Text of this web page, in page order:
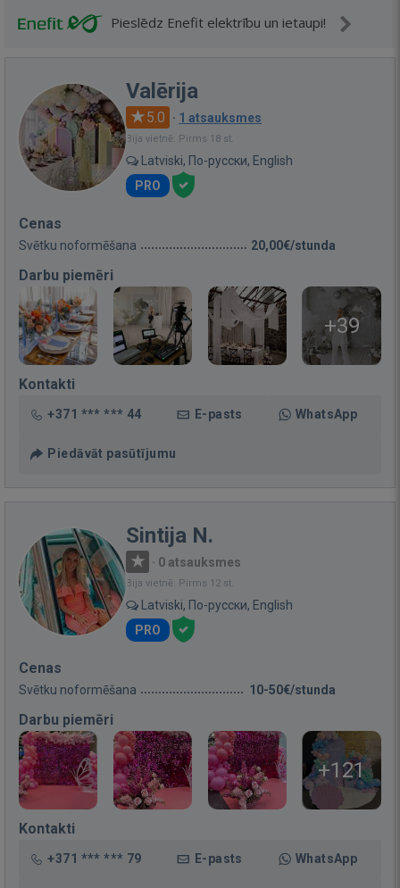
Pieslēdz Enefit elektrību un ietaupi!
Valērija
5.0 · 1 atsauksmes
Bija vietnē: Pirms 18 st.
Latviski, По-русски, English
PRO
Cenas
Svētku noformēšana 20,00€/stunda
Darbu piemēri
+39
Kontakti
+371 *** *** 44 E-pasts WhatsApp
Piedāvāt pasūtījumu
Sintija N.
· 0 atsauksmes
Bija vietnē: Pirms 12 st.
Latviski, По-русски, English
PRO
Cenas
Svētku noformēšana 10-50€/stunda
Darbu piemēri
+121
Kontakti
+371 *** *** 79 E-pasts WhatsApp